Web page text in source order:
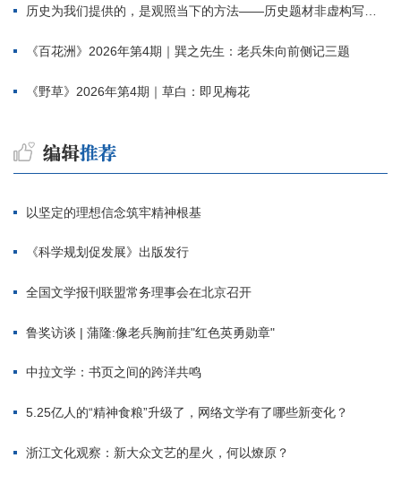
历史为我们提供的，是观照当下的方法——历史题材非虚构写作多人谈
《百花洲》2026年第4期｜巽之先生：老兵朱向前侧记三题
《野草》2026年第4期｜草白：即见梅花
以坚定的理想信念筑牢精神根基
《科学规划促发展》出版发行
全国文学报刊联盟常务理事会在北京召开
鲁奖访谈 | 蒲隆:像老兵胸前挂"红色英勇勋章"
中拉文学：书页之间的跨洋共鸣
5.25亿人的“精神食粮”升级了，网络文学有了哪些新变化？
浙江文化观察：新大众文艺的星火，何以燎原？